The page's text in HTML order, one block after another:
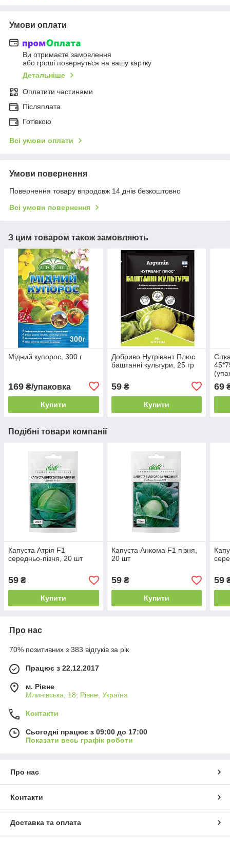
Умови оплати
Ви отримаєте замовлення
або гроші повернуться на вашу картку
Детальніше
Оплатити частинами
Післяплата
Готівкою
Всі умови оплати
Умови повернення
Повернення товару впродовж 14 днів безкоштовно
Всі умови повернення
З цим товаром також замовляють
Мідний купорос, 300 г
169 ₴/упаковка
Купити
Добриво Нутрівант Плюс
баштанні культури, 25 гр
59₴
Купити
69
Подібні товари компанії
Капуста Атрія F1
середньо-пізня, 20 шт
59 ₴
Купити
Капуста Анкома F1 пізня,
20 шт
59₴
Купити
59
Про нас
70% позитивних з 383 відгуків за рік
Працює з 22.12.2017
м. Рівне
Млинівська, 18, Рівне, Україна
Контакти
Сьогодні працює з 09:00 до 17:00
Показати весь графік роботи
Про нас
Контакти
Доставка та оплата